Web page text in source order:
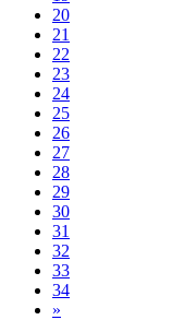
20
21
22
23
24
25
26
27
28
29
30
31
32
33
34
»